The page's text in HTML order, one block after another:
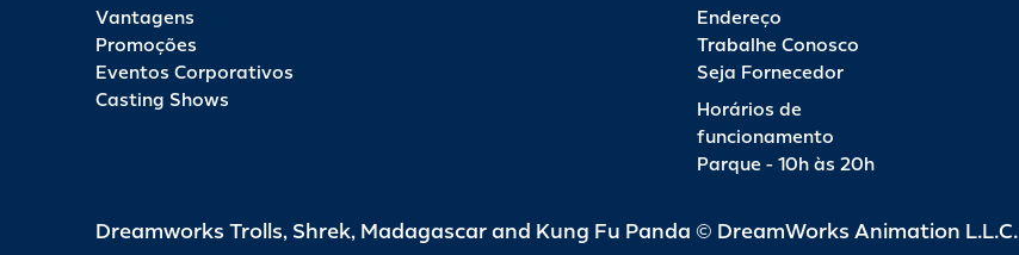
Vantagens
Promoções
Eventos Corporativos
Casting Shows
Endereço
Trabalhe Conosco
Seja Fornecedor
Horários de
funcionamento
Parque - 10h às 20h
Dreamworks Trolls, Shrek, Madagascar and Kung Fu Panda © DreamWorks Animation L.L.C.